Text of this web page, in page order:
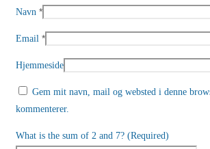
Navn *
Email *
Hjemmeside
Gem mit navn, mail og websted i denne
kommenterer.
What is the sum of 2 and 7? (Required)